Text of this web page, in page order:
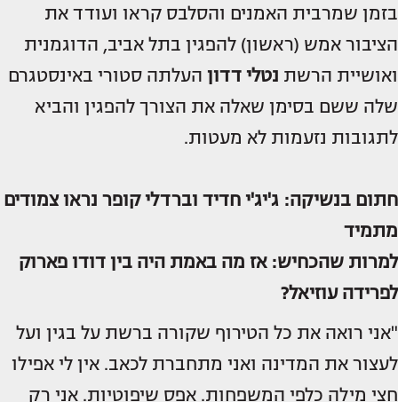
בזמן שמרבית האמנים והסלבס קראו ועודד את
הציבור אמש (ראשון) להפגין בתל אביב, הדוגמנית
ואושיית הרשת נטלי דדון העלתה סטורי באינסטגרם
שלה ששם בסימן שאלה את הצורך להפגין והביא
לתגובות נזעמות לא מעטות.
חתום בנשיקה: ג'יג'י חדיד וברדלי קופר נראו צמודים
מתמיד
למרות שהכחיש: אז מה באמת היה בין דודו פארוק
לפרידה עוזיאל?
"אני רואה את כל הטירוף שקורה ברשת על בגין ועל
לעצור את המדינה ואני מתחברת לכאב. אין לי אפילו
חצי מילה כלפי המשפחות. אפס שיפוטיות. אני רק